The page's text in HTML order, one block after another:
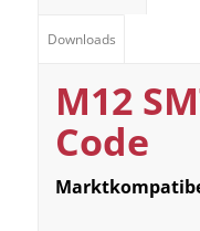
Downloads
M12
Code